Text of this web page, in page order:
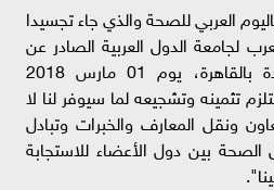
العربي للصحة والذي جاء تجسيدا
لجامعة الدول العربية الصادر عن
دورته العادية 49، المنعقدة بالقاهرة، يوم 01 مارس 2018
تثمينه وتشجيعه لما سيوفر لنا لا
ونقل المعارف والخبرات وتبادل
بين دول الأعضاء للاستجابة